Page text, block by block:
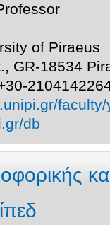
of Piraeus
GR-18534
db